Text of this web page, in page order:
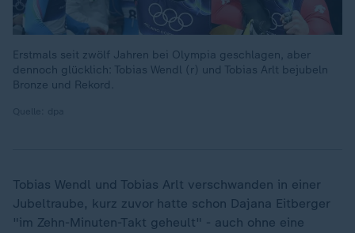
Erstmals seit zwölf Jahren bei Olympia geschlagen, aber
dennoch glücklich: Tobias Wendl (r) und Tobias Arlt bejubeln
Bronze und Rekord.
Tobias Wendl und Tobias Arlt verschwanden in einer
Jubeltraube, kurz zuvor hatte schon Dajana Eitberger
"im Zehn-Minuten-Takt geheult" - auch ohne eine